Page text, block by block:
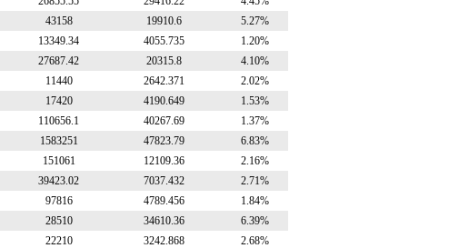
43158 19910.6
5.27%
13349.34 4055.735
1.20%
27687.42 20315.8
4.10%
11440 2642.371
2.02%
17420 4190.649
1.53%
110656.1 40267.69
1.37%
1583251 47823.79
6.83%
151061 12109.36
2.16%
39423.02 7037.432
2.71%
97816 4789.456
1.84%
28510 34610.36
6.39%
22210 3242.868
2.68%